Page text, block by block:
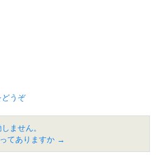
どうぞ
ません。
てありますか →